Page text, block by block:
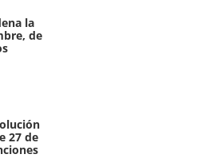
la
de
27 de